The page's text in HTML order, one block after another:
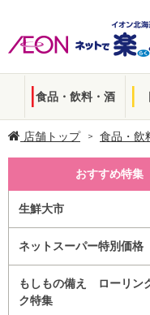
食品・飲料・酒
店舗トップ 食品・飲
おすすめ特集
生鮮大市
ネットスーパー特別価格
もしもの備え ローリン
ク特集